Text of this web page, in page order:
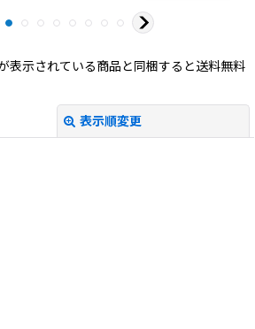
表示されている商品と同梱すると送料無料
表示順変更